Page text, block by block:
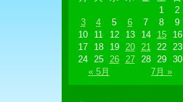
« 5月 7月 »
1
2
3
4 5 6 7 8
9
10
11 12 13 14 15
16
17
18 19 20 21 22
23
24 25 26 27 28 29 30